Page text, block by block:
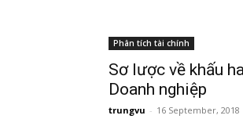
Phân tích tài chính
Sơ lược về khấu
Doanh nghiệp
trungvu - 16 September, 2018